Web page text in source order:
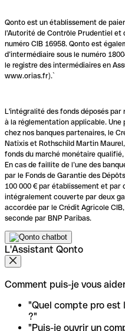
Qonto est un établissement de
l'Autorité de Contrôle Prudentiel et
numéro CIB 16958. Qonto est
d’intermédiaire sous le numéro
le registre des intermédiaires en
www.orias.fr).`
L'intégralité des fonds déposés
à la réglementation applicable.
chez nos banques partenaires, le
Natixis et Rothschild Martin
fonds du marché monétaire
En cas de faillite de l’une des
par le Fonds de Garantie des
100 000 € par établissement et
intégralement couverte par deux
accordée par le Crédit Agricole
seconde par BNP Paribas.
L'Assistant Qonto
Comment puis-je vous
"Quel compte pro
?"
"Puis-je ouvrir un